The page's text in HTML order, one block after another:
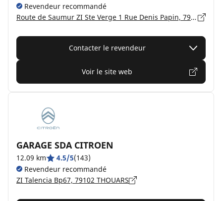
Revendeur recommandé
Route de Saumur ZI Ste Verge 1 Rue Denis Papin, 79300 SAINTE VERGE
Contacter le revendeur
Voir le site web
GARAGE SDA CITROEN
12.09 km 4.5/5(143)
Revendeur recommandé
ZI Talencia Bp67, 79102 THOUARS